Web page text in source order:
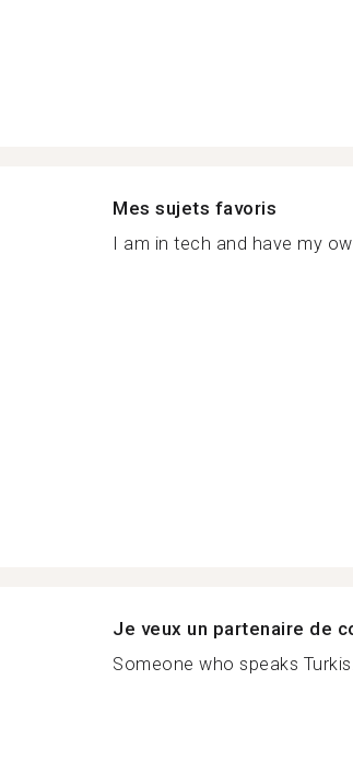
Mes sujets favoris
I am in tech and have my
Je veux un partenaire de
Someone who speaks